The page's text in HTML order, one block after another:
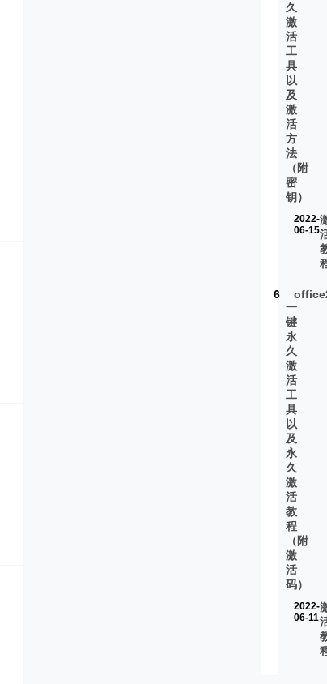
久
激
活
工
具
以
及
激
活
方
法
（附
密
钥）
2022-
06-15
6
一
键
永
久
激
活
工
具
以
及
永
久
激
活
教
程
（附
激
活
码）
2022-
06-11